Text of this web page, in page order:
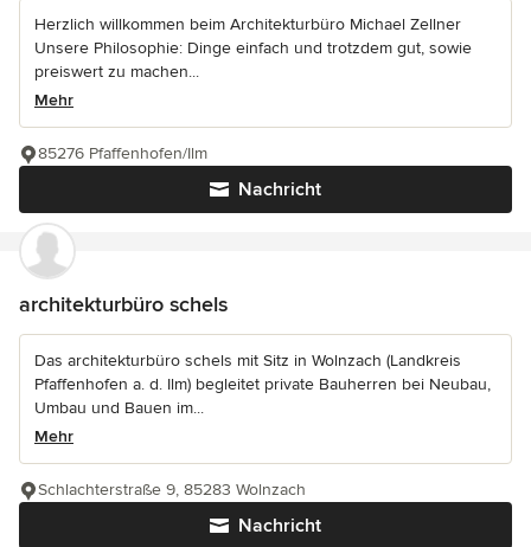
Herzlich willkommen beim Architekturbüro Michael Zellner
Unsere Philosophie: Dinge einfach und trotzdem gut, sowie
preiswert zu machen...
Mehr
Nachricht
85276 Pfaffenhofen/Ilm
architekturbüro schels
Das architekturbüro schels mit Sitz in Wolnzach (Landkreis
Pfaffenhofen a. d. Ilm) begleitet private Bauherren bei Neubau,
Umbau und Bauen im...
Mehr
Nachricht
Schlachterstraße 9, 85283 Wolnzach